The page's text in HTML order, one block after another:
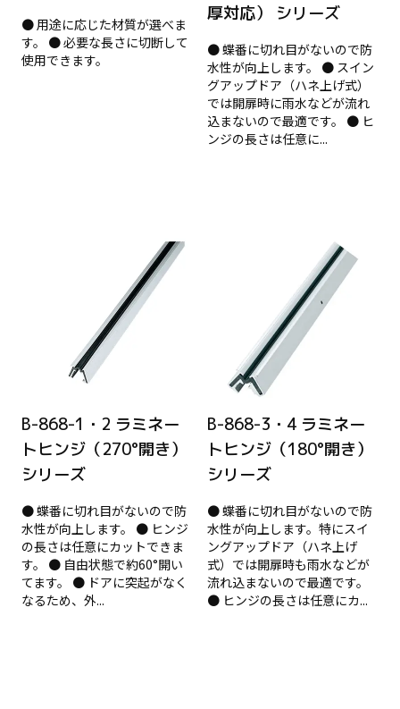
● 用途に応じた材質が選べま
す。 ● 必要な長さに切断して
使用できます。
厚対応） シリーズ
● 蝶番に切れ目がないので防
水性が向上します。 ● スイン
グアップドア（ハネ上げ式）
では開扉時に雨水などが流れ
込まないので最適です。 ● ヒ
ンジの長さは任意に...
B-868-1・2 ラミネー
トヒンジ（270°開き）
シリーズ
● 蝶番に切れ目がないので防
水性が向上します。 ● ヒンジ
の長さは任意にカットできま
す。 ● 自由状態で約60°開い
てます。 ● ドアに突起がなく
なるため、外...
B-868-3・4 ラミネー
トヒンジ（180°開き）
シリーズ
● 蝶番に切れ目がないので防
水性が向上します。特にスイ
ングアップドア（ハネ上げ
式）では開扉時も雨水などが
流れ込まないので最適です。
● ヒンジの長さは任意にカ...